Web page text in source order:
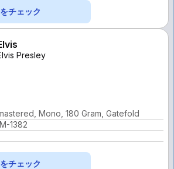
チェック
Presley
Mono, 180 Gram, Gatefold
1382
チェック